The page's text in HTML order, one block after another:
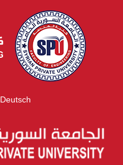
Deutsch